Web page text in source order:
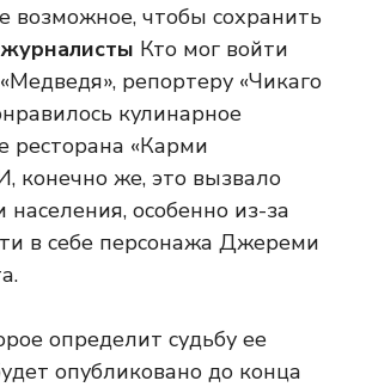
возможное, чтобы сохранить
Кто мог войти
репортеру «Чикаго
кулинарное
ресторана «Карми
конечно же, это вызвало
населения, особенно из-за
в себе персонажа Джереми
определит судьбу ее
опубликовано до конца